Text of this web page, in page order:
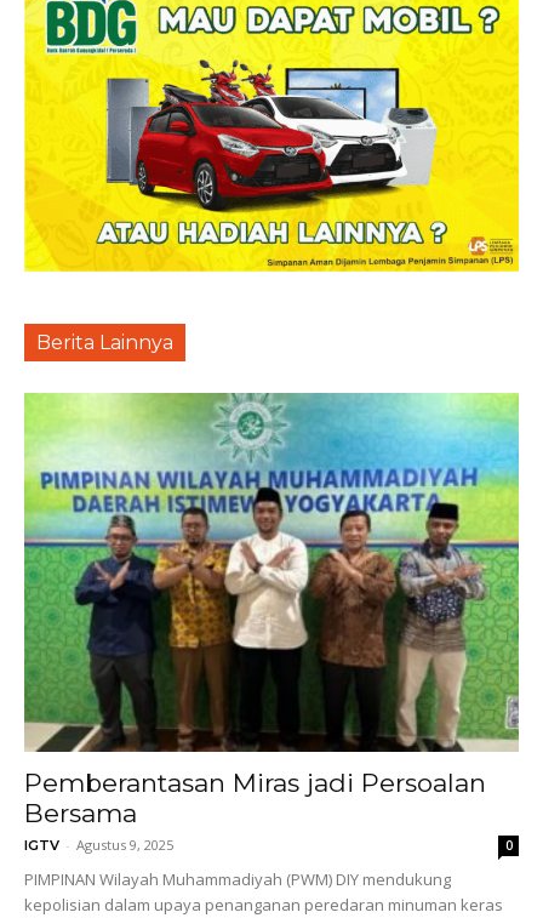
Berita Lainnya
Pemberantasan Miras jadi Persoalan
Bersama
IGTV - Agustus 9, 2025 0
PIMPINAN Wilayah Muhammadiyah (PWM) DIY mendukung
kepolisian dalam upaya penanganan peredaran minuman keras